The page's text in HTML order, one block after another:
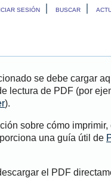
SESIÓN BUSCAR
se debe cargar
lectura de PDF (por
).
sobre cómo
una guía útil de
el PDF